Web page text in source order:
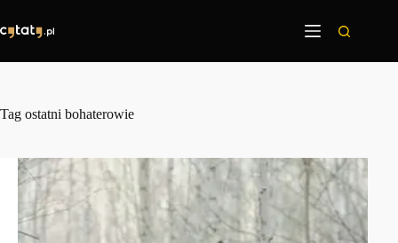
treści
Tag ostatni bohaterowie